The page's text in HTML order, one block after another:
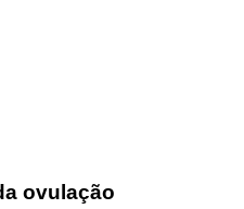
ovulação